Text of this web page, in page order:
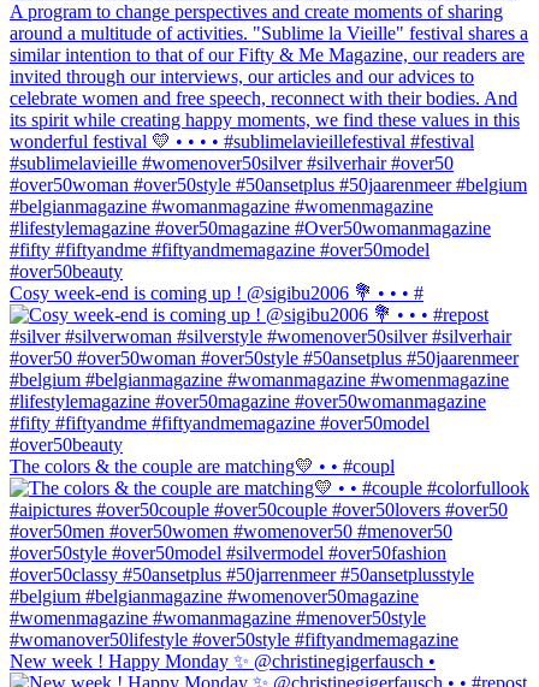
Cosy week-end is coming up ! @sigibu2006 💐 • • • #
The colors & the couple are matching💛 • • #coupl
New week ! Happy Monday ✨ @christinegigerfausch •